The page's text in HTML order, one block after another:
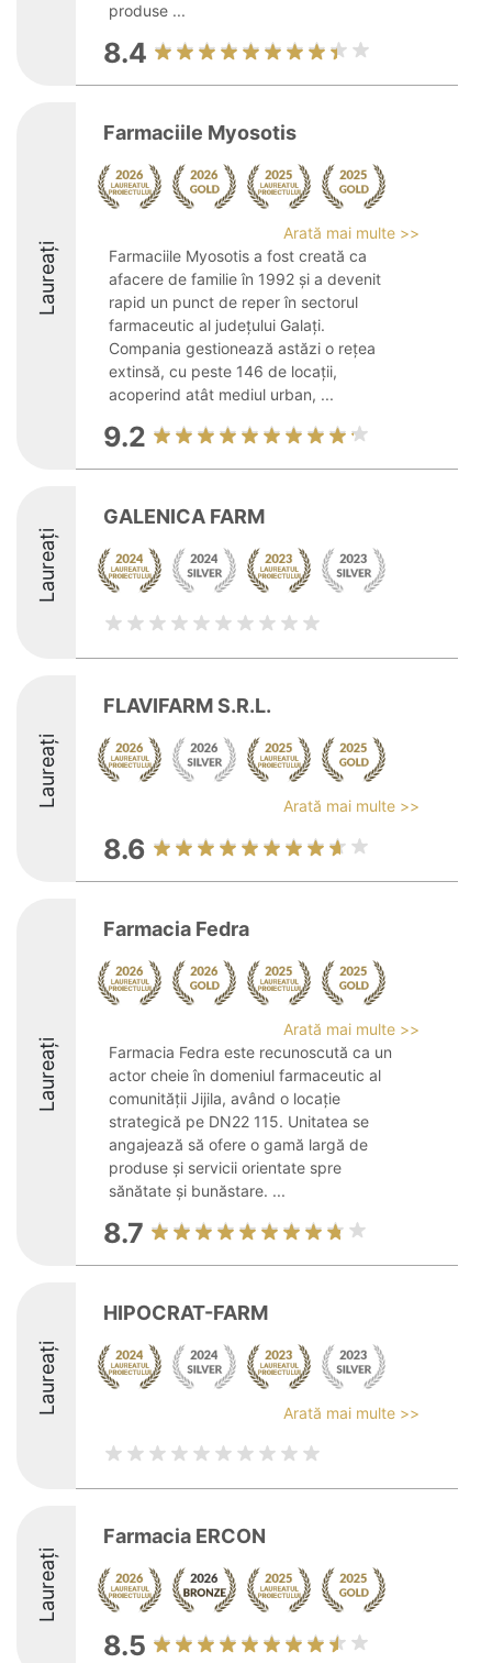
produse ...
8.4
Laureați
Farmaciile Myosotis
Arată mai multe >>
Farmaciile Myosotis a fost creată ca
afacere de familie în 1992 și a devenit
rapid un punct de reper în sectorul
farmaceutic al județului Galați.
Compania gestionează astăzi o rețea
extinsă, cu peste 146 de locații,
acoperind atât mediul urban, ...
9.2
Laureați
GALENICA FARM
Laureați
FLAVIFARM S.R.L.
Arată mai multe >>
8.6
Laureați
Farmacia Fedra
Arată mai multe >>
Farmacia Fedra este recunoscută ca un
actor cheie în domeniul farmaceutic al
comunității Jijila, având o locație
strategică pe DN22 115. Unitatea se
angajează să ofere o gamă largă de
produse și servicii orientate spre
sănătate și bunăstare. ...
8.7
Laureați
HIPOCRAT-FARM
Arată mai multe >>
Laureați
Farmacia ERCON
8.5